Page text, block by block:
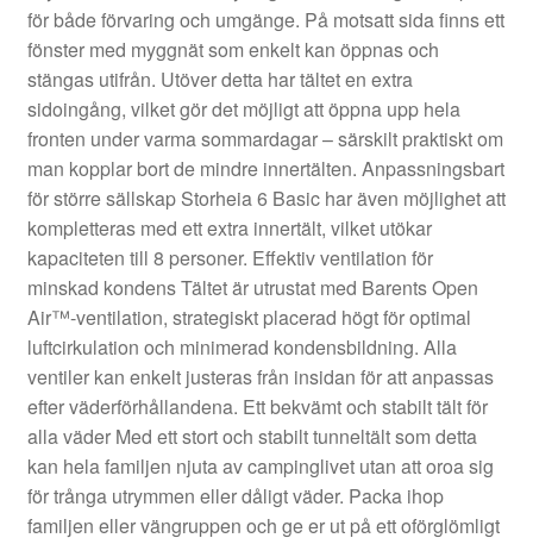
för både förvaring och umgänge. På motsatt sida finns ett
fönster med myggnät som enkelt kan öppnas och
stängas utifrån. Utöver detta har tältet en extra
sidoingång, vilket gör det möjligt att öppna upp hela
fronten under varma sommardagar – särskilt praktiskt om
man kopplar bort de mindre innertälten. Anpassningsbart
för större sällskap Storheia 6 Basic har även möjlighet att
kompletteras med ett extra innertält, vilket utökar
kapaciteten till 8 personer. Effektiv ventilation för
minskad kondens Tältet är utrustat med Barents Open
Air™-ventilation, strategiskt placerad högt för optimal
luftcirkulation och minimerad kondensbildning. Alla
ventiler kan enkelt justeras från insidan för att anpassas
efter väderförhållandena. Ett bekvämt och stabilt tält för
alla väder Med ett stort och stabilt tunneltält som detta
kan hela familjen njuta av campinglivet utan att oroa sig
för trånga utrymmen eller dåligt väder. Packa ihop
familjen eller vängruppen och ge er ut på ett oförglömligt